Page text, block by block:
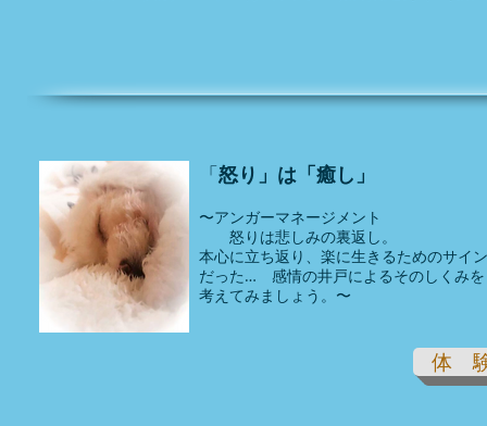
「怒り」は「癒し」
〜アンガーマネージメント
怒りは悲しみの裏返し。
本心に立ち返り、楽に生きるためのサイン
だった… 感情の井戸によるそのしくみを
考えてみましょう 。〜
体